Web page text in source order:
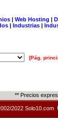
| Web Hosting |
| Industrias |
[Pág.
** Precios
2022 Solo10.com